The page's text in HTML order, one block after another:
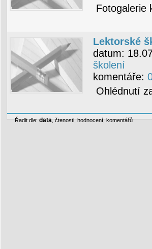
Fotogalerie
Lektorské
datum:
školení
komentáře:
Ohlédnutí
Řadit dle: data čtenosti hodnocení komentářů